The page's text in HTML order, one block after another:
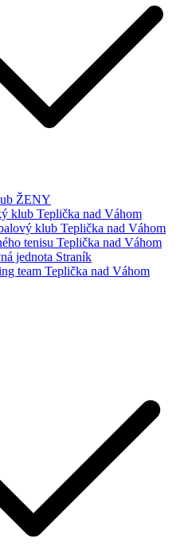
ŽENY
klub Teplička nad Váhom
klub Teplička nad Váhom
tenisu Teplička nad Váhom
jednota Straník
team Teplička nad Váhom